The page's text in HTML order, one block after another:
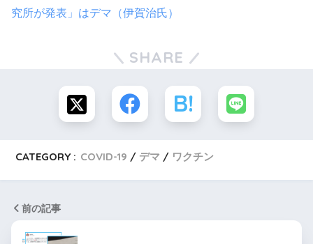
究所が発表」はデマ（伊賀治氏）
SHARE
CATEGORY : COVID-19 デマ ワクチン
前の記事